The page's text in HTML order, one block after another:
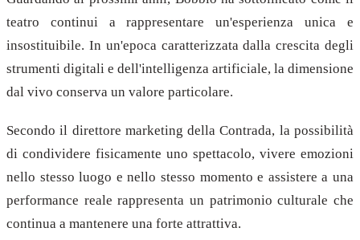
teatro continui a rappresentare un'esperienza unica e
insostituibile. In un'epoca caratterizzata dalla crescita degli
strumenti digitali e dell'intelligenza artificiale, la dimensione
dal vivo conserva un valore particolare.
Secondo il direttore marketing della Contrada, la possibilità
di condividere fisicamente uno spettacolo, vivere emozioni
nello stesso luogo e nello stesso momento e assistere a una
performance reale rappresenta un patrimonio culturale che
continua a mantenere una forte attrattiva.